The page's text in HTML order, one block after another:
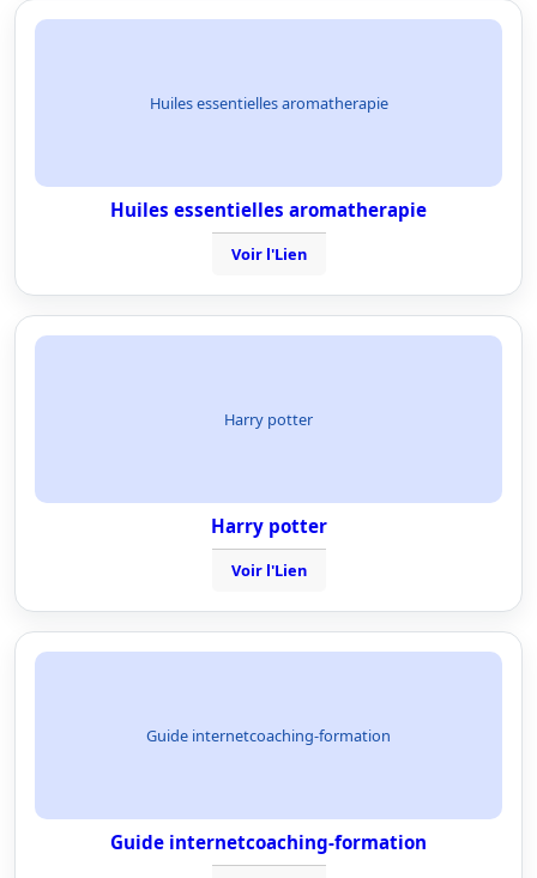
Huiles essentielles aromatherapie
Huiles essentielles aromatherapie
Voir l'Lien
Harry potter
Harry potter
Voir l'Lien
Guide internetcoaching-formation
Guide internetcoaching-formation